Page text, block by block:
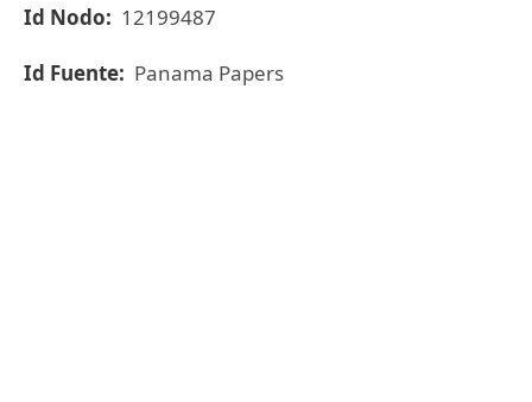
Id Nodo: 12199487
Id Fuente: Panama Papers